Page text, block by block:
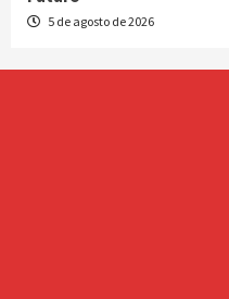
5 de agosto de 2026